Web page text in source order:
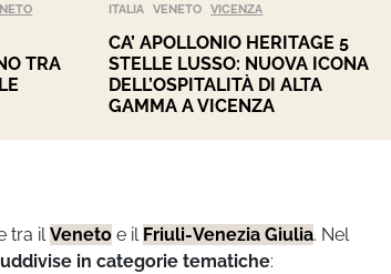
TRA
ITALIA VENETO VICENZA
CA’ APOLLONIO HERITAGE 5
STELLE LUSSO: NUOVA ICONA
DELL’OSPITALITÀ DI ALTA
GAMMA A VICENZA
tra il Veneto e il Friuli-Venezia Giulia. Nel
in categorie tematiche: